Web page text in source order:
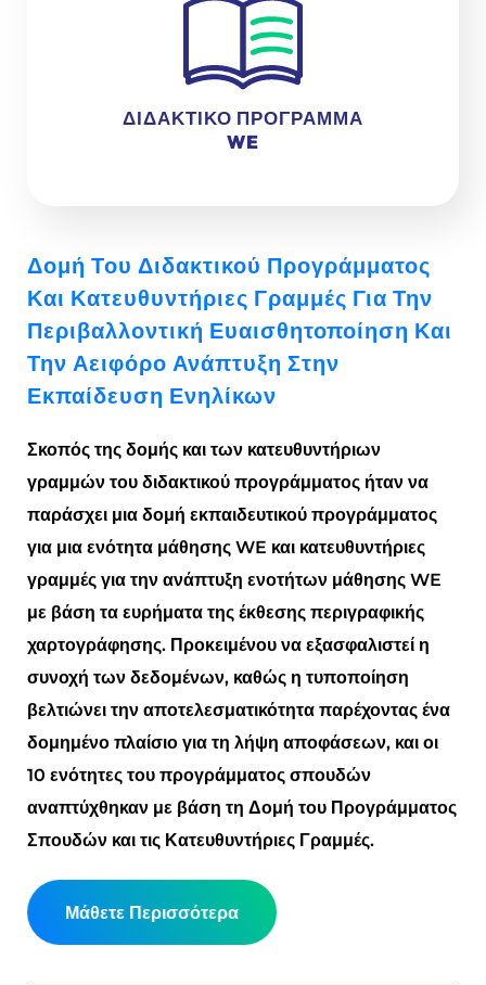
ΔΙΔΑΚΤΙΚΟ ΠΡΟΓΡΑΜΜΑ
WE
Δομή Του Διδακτικού Προγράμματος
Και Κατευθυντήριες Γραμμές Για Την
Περιβαλλοντική Ευαισθητοποίηση Και
Την Αειφόρο Ανάπτυξη Στην
Εκπαίδευση Ενηλίκων
Σκοπός της δομής και των κατευθυντήριων
γραμμών του διδακτικού προγράμματος ήταν να
παράσχει μια δομή εκπαιδευτικού προγράμματος
για μια ενότητα μάθησης WE και κατευθυντήριες
γραμμές για την ανάπτυξη ενοτήτων μάθησης WE
με βάση τα ευρήματα της έκθεσης περιγραφικής
χαρτογράφησης. Προκειμένου να εξασφαλιστεί η
συνοχή των δεδομένων, καθώς η τυποποίηση
βελτιώνει την αποτελεσματικότητα παρέχοντας ένα
δομημένο πλαίσιο για τη λήψη αποφάσεων, και οι
10 ενότητες του προγράμματος σπουδών
αναπτύχθηκαν με βάση τη Δομή του Προγράμματος
Σπουδών και τις Κατευθυντήριες Γραμμές.
Μάθετε Περισσότερα